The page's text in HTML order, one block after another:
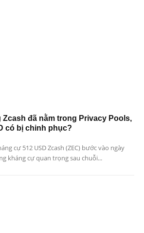
Zcash đã nằm trong Privacy Pools,
có bị chinh phục?
cự 512 USD Zcash (ZEC) bước vào ngày
kháng cự quan trọng sau chuỗi...